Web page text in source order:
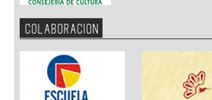
COLABORACION